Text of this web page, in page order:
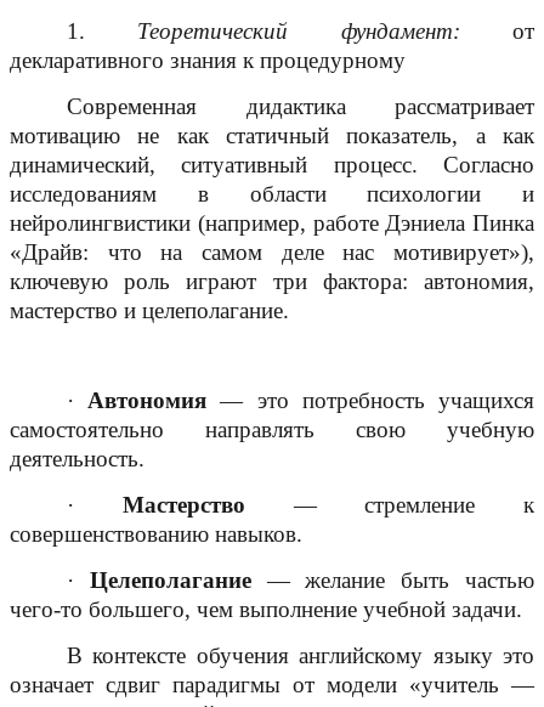
1. Теоретический фундамент: от
декларативного знания к процедурному
Современная дидактика рассматривает
мотивацию не как статичный показатель, а как
динамический, ситуативный процесс. Согласно
исследованиям в области психологии и
нейролингвистики (например, работе Дэниела Пинка
«Драйв: что на самом деле нас мотивирует»),
ключевую роль играют три фактора: автономия,
мастерство и целеполагание.
· Автономия — это потребность учащихся
самостоятельно направлять свою учебную
деятельность.
· Мастерство — стремление к
совершенствованию навыков.
· Целеполагание— желание быть частью
чего-то большего, чем выполнение учебной задачи.
В контексте обучения английскому языку это
означает сдвиг парадигмы от модели «учитель —